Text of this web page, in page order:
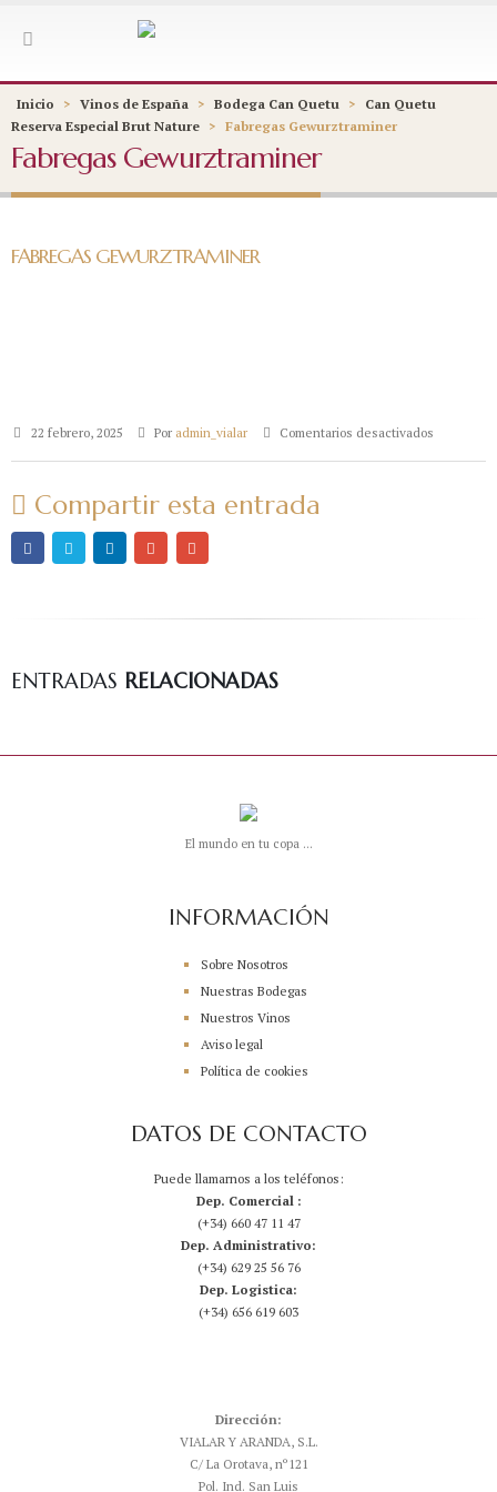
Inicio > Vinos de España > Bodega Can Quetu >
Can Quetu
Reserva Especial Brut Nature > Fabregas Gewurztraminer
Fabregas Gewurztraminer
FABREGAS GEWURZTRAMINER
22 febrero, 2025 Por admin_vialar Comentarios desactivados
Compartir esta entrada
ENTRADAS RELACIONADAS
El mundo en tu copa ...
INFORMACIÓN
Sobre Nosotros
Nuestras Bodegas
Nuestros Vinos
Aviso legal
Política de cookies
DATOS DE CONTACTO
Puede llamarnos a los teléfonos:
Dep. Comercial :
(+34) 660 47 11 47
Dep. Administrativo:
(+34) 629 25 56 76
Dep. Logistica:
(+34) 656 619 603
Dirección:
VIALAR Y ARANDA, S.L.
C/ La Orotava, nº121
Pol. Ind. San Luis